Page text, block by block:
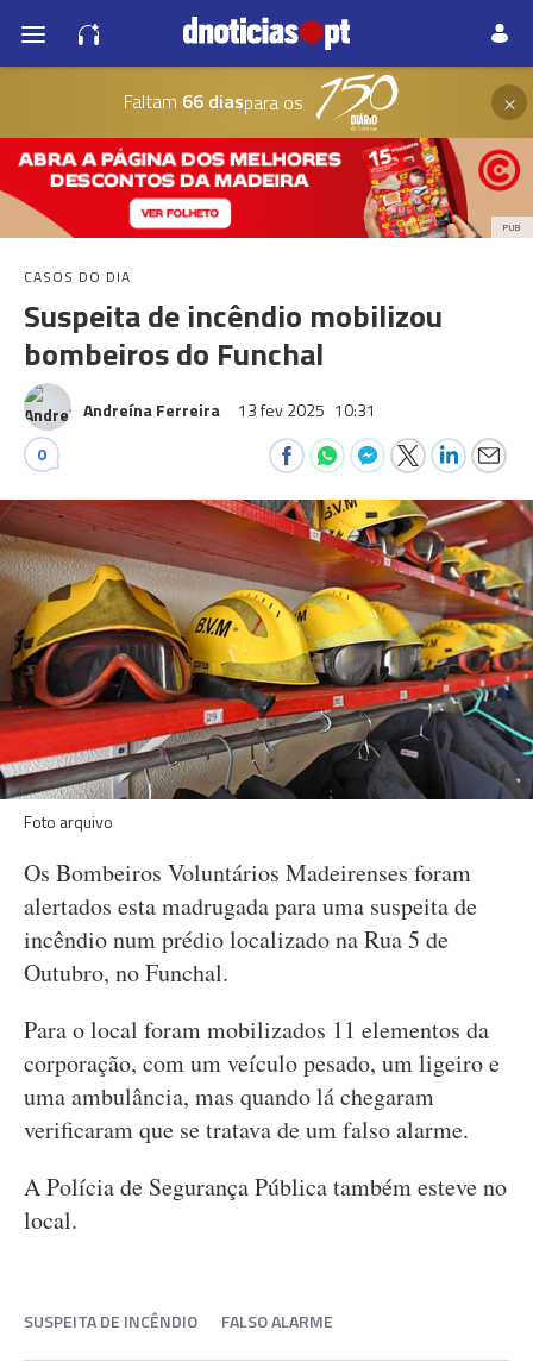
Faltam 66 diaspara os ×
PUB
CASOS DO DIA
Suspeita de incêndio mobilizou
bombeiros do Funchal
Andreína Ferreira 13 fev 2025 10:31
0
Foto arquivo
Os Bombeiros Voluntários Madeirenses foram
alertados esta madrugada para uma suspeita de
incêndio num prédio localizado na Rua 5 de
Outubro, no Funchal.
Para o local foram mobilizados 11 elementos da
corporação, com um veículo pesado, um ligeiro e
uma ambulância, mas quando lá chegaram
verificaram que se tratava de um falso alarme.
A Polícia de Segurança Pública também esteve no
local.
SUSPEITA DE INCÊNDIO FALSO ALARME